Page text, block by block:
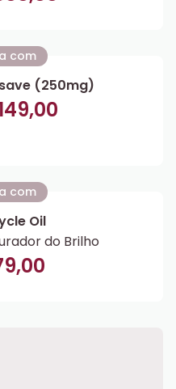
com
(250mg)
com
Oil
do Brilho